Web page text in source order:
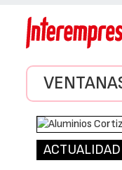
ACTUALIDAD